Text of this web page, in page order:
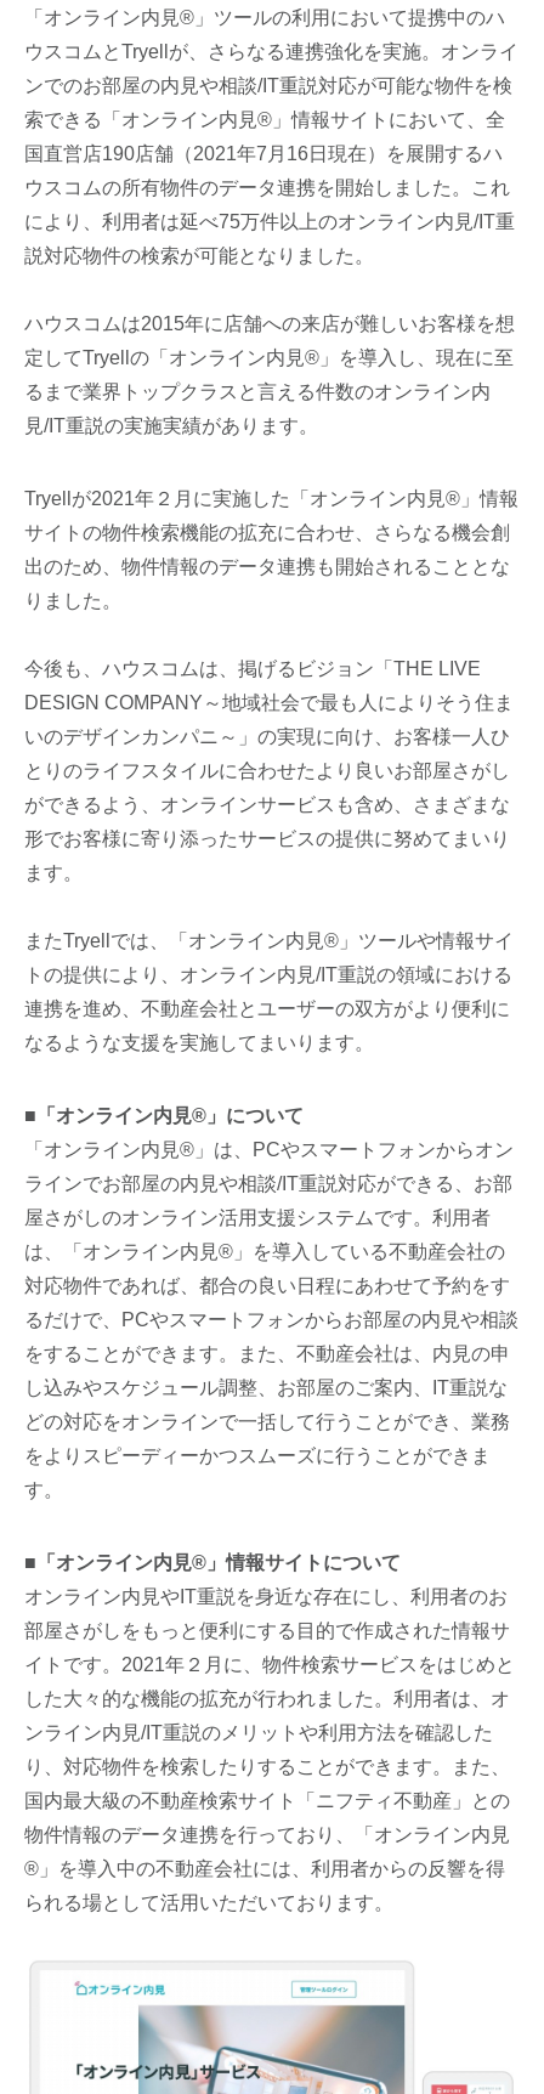
「オンライン内見®」ツールの利用において提携中のハ
ウスコムとTryellが、さらなる連携強化を実施。オンライ
ンでのお部屋の内見や相談/IT重説対応が可能な物件を検
索できる「オンライン内見®」情報サイトにおいて、全
国直営店190店舗（2021年7月16日現在）を展開するハ
ウスコムの所有物件のデータ連携を開始しました。これ
により、利用者は延べ75万件以上のオンライン内見/IT重
説対応物件の検索が可能となりました。
ハウスコムは2015年に店舗への来店が難しいお客様を想
定してTryellの「オンライン内見®」を導入し、現在に至
るまで業界トップクラスと言える件数のオンライン内
見/IT重説の実施実績があります。
Tryellが2021年２月に実施した「オンライン内見®」情報
サイトの物件検索機能の拡充に合わせ、さらなる機会創
出のため、物件情報のデータ連携も開始されることとな
りました。
今後も、ハウスコムは、掲げるビジョン「THE LIVE
DESIGN COMPANY～地域社会で最も人によりそう住ま
いのデザインカンパニ～」の実現に向け、お客様一人ひ
とりのライフスタイルに合わせたより良いお部屋さがし
ができるよう、オンラインサービスも含め、さまざまな
形でお客様に寄り添ったサービスの提供に努めてまいり
ます。
またTryellでは、「オンライン内見®」ツールや情報サイ
トの提供により、オンライン内見/IT重説の領域における
連携を進め、不動産会社とユーザーの双方がより便利に
なるような支援を実施してまいります。
■「オンライン内見®」について
「オンライン内見®」は、PCやスマートフォンからオン
ラインでお部屋の内見や相談/IT重説対応ができる、お部
屋さがしのオンライン活用支援システムです。利用者
は、「オンライン内見®」を導入している不動産会社の
対応物件であれば、都合の良い日程にあわせて予約をす
るだけで、PCやスマートフォンからお部屋の内見や相談
をすることができます。また、不動産会社は、内見の申
し込みやスケジュール調整、お部屋のご案内、IT重説な
どの対応をオンラインで一括して行うことができ、業務
をよりスピーディーかつスムーズに行うことができま
す。
■「オンライン内見®」情報サイトについて
オンライン内見やIT重説を身近な存在にし、利用者のお
部屋さがしをもっと便利にする目的で作成された情報サ
イトです。2021年２月に、物件検索サービスをはじめと
した大々的な機能の拡充が行われました。利用者は、オ
ンライン内見/IT重説のメリットや利用方法を確認した
り、対応物件を検索したりすることができます。また、
国内最大級の不動産検索サイト「ニフティ不動産」との
物件情報のデータ連携を行っており、「オンライン内見
®」を導入中の不動産会社には、利用者からの反響を得
られる場として活用いただいております。